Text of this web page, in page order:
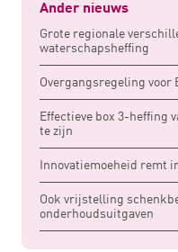
Ander nieuws
Grote regionale
waterschapsheffing
Overgangsregeling
Effectieve box 3-heffing
te zijn
Innovatiemoeheid remt
Ook vrijstelling
onderhoudsuitgaven